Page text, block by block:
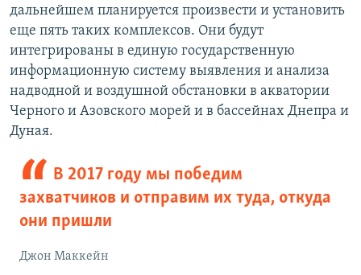
дальнейшем планируется произвести и установить
еще пять таких комплексов. Они будут
интегрированы в единую государственную
информационную систему выявления и анализа
надводной и воздушной обстановки в акватории
Черного и Азовского морей и в бассейнах Днепра и
Дуная.
В 2017 году мы победим
захватчиков и отправим их туда, откуда
они пришли
Джон Маккейн